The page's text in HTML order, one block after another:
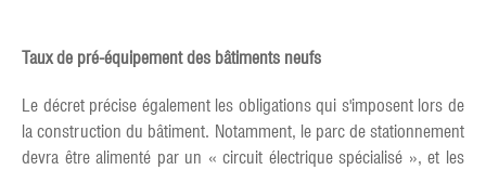
Taux de pré-équipement des bâtiments neufs
Le décret précise également les obligations qui s'imposent lors de
la construction du bâtiment. Notamment, le parc de stationnement
devra être alimenté par un « circuit électrique spécialisé », et les